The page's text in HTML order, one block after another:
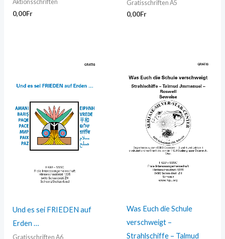
Aktionsschriften
0,00Fr
Gratisschriften A5
0,00Fr
Und es sei FRIEDEN auf
Erden …
Gratisschriften A6
Was Euch die Schule
verschweigt –
Strahlschiffe – Talmud